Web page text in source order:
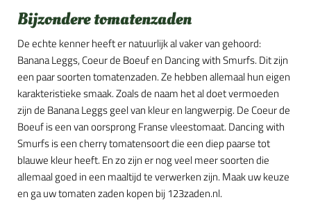
Bijzondere tomatenzaden
De echte kenner heeft er natuurlijk al vaker van gehoord:
Banana Leggs, Coeur de Boeuf en Dancing with Smurfs. Dit zijn
een paar soorten tomatenzaden. Ze hebben allemaal hun eigen
karakteristieke smaak. Zoals de naam het al doet vermoeden
zijn de Banana Leggs geel van kleur en langwerpig. De Coeur de
Boeuf is een van oorsprong Franse vleestomaat. Dancing with
Smurfs is een cherry tomatensoort die een diep paarse tot
blauwe kleur heeft. En zo zijn er nog veel meer soorten die
allemaal goed in een maaltijd te verwerken zijn. Maak uw keuze
en ga uw tomaten zaden kopen bij 123zaden.nl.